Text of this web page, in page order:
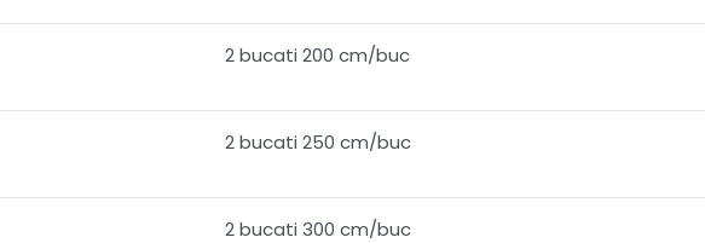
2 bucati 200 cm/buc
2 bucati 250 cm/buc
2 bucati 300 cm/buc